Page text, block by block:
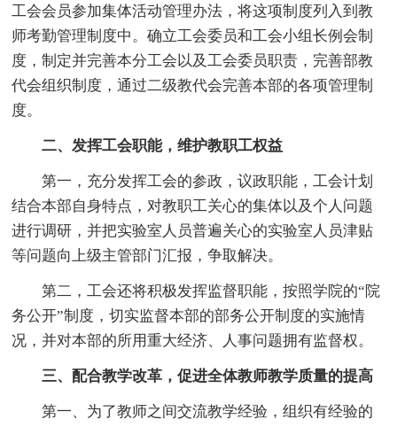
工会会员参加集体活动管理办法，将这项制度列入到教
师考勤管理制度中。确立工会委员和工会小组长例会制
度，制定并完善本分工会以及工会委员职责，完善部教
代会组织制度，通过二级教代会完善本部的各项管理制
度。
二、发挥工会职能，维护教职工权益
第一，充分发挥工会的参政，议政职能，工会计划
结合本部自身特点，对教职工关心的集体以及个人问题
进行调研，并把实验室人员普遍关心的实验室人员津贴
等问题向上级主管部门汇报，争取解决。
第二，工会还将积极发挥监督职能，按照学院的“院
务公开”制度，切实监督本部的部务公开制度的实施情
况，并对本部的所用重大经济、人事问题拥有监督权。
三、配合教学改革，促进全体教师教学质量的提高
第一、为了教师之间交流教学经验，组织有经验的